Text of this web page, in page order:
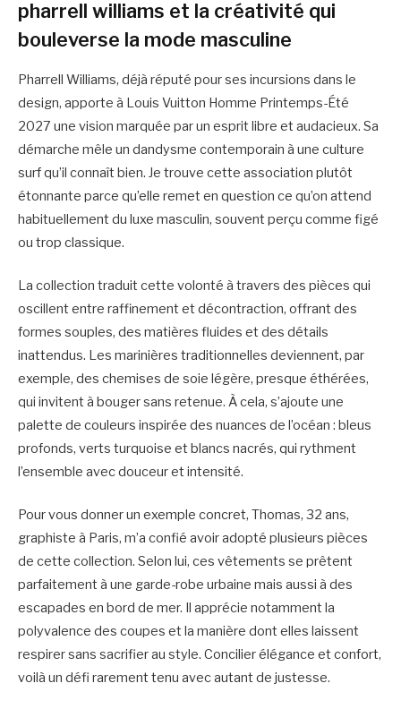
pharrell williams et la créativité qui
bouleverse la mode masculine
Pharrell Williams, déjà réputé pour ses incursions dans le
design, apporte à Louis Vuitton Homme Printemps-Été
2027 une vision marquée par un esprit libre et audacieux. Sa
démarche mêle un dandysme contemporain à une culture
surf qu’il connaît bien. Je trouve cette association plutôt
étonnante parce qu’elle remet en question ce qu’on attend
habituellement du luxe masculin, souvent perçu comme figé
ou trop classique.
La collection traduit cette volonté à travers des pièces qui
oscillent entre raffinement et décontraction, offrant des
formes souples, des matières fluides et des détails
inattendus. Les marinières traditionnelles deviennent, par
exemple, des chemises de soie légère, presque éthérées,
qui invitent à bouger sans retenue. À cela, s’ajoute une
palette de couleurs inspirée des nuances de l’océan : bleus
profonds, verts turquoise et blancs nacrés, qui rythment
l’ensemble avec douceur et intensité.
Pour vous donner un exemple concret, Thomas, 32 ans,
graphiste à Paris, m’a confié avoir adopté plusieurs pièces
de cette collection. Selon lui, ces vêtements se prêtent
parfaitement à une garde-robe urbaine mais aussi à des
escapades en bord de mer. Il apprécie notamment la
polyvalence des coupes et la manière dont elles laissent
respirer sans sacrifier au style. Concilier élégance et confort,
voilà un défi rarement tenu avec autant de justesse.